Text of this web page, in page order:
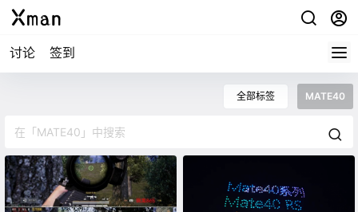
讨论 签到
全部标签 MATE40